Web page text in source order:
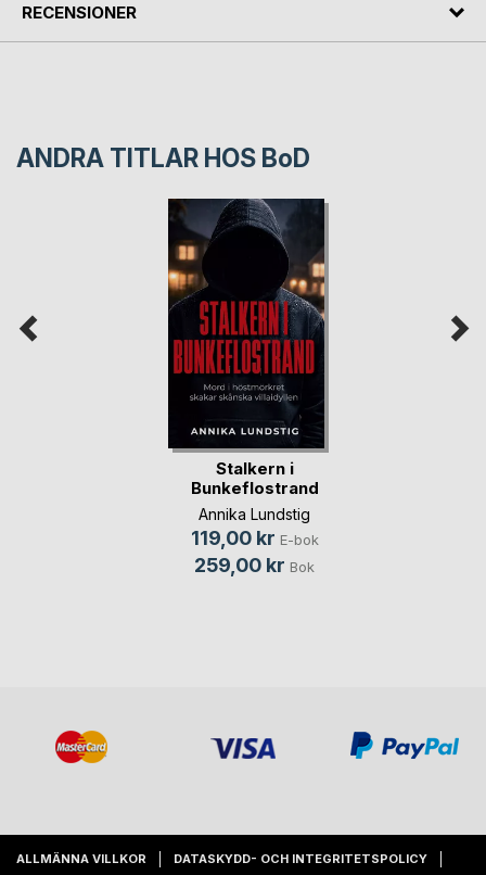
RECENSIONER
ANDRA TITLAR HOS BoD
Stalkern i
Bunkeflostrand
Annika Lundstig
119,00 kr E-bok
259,00 kr Bok
ALLMÄNNA VILLKOR DATASKYDD- OCH INTEGRITETSPOLICY